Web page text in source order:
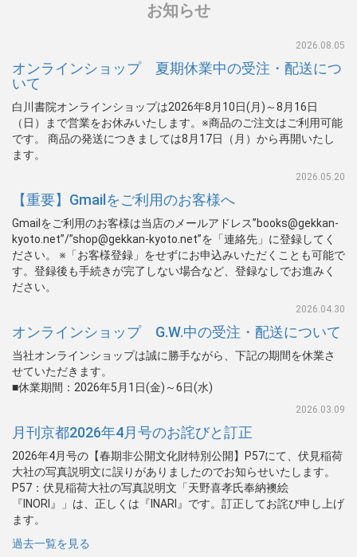
お知らせ
2026.08.05
オンラインショップ 夏期休業中の受注・配送につ
いて
白川書院オンラインショップは2026年8月10日(月)～8月16日
（日）まで営業をお休みいたします。※商品のご注文はご利用可能
です。 商品の発送につきましては8月17日（月）から再開いたし
ます。
2026.05.20
【重要】Gmailをご利用のお客様へ
Gmailをご利用のお客様は当店のメールアドレス”books@gekkan-
kyoto.net”/”shop@gekkan-kyoto.net”を「連絡先」に登録してく
ださい。 ※「お客様登録」をせずにお申込みいただくことも可能で
す。登録後も手続きが完了しない場合など、登録なしでお進みく
ださい。
2026.04.30
オンラインショップ G.W.中の受注・配送について
当社オンラインショップは誠に勝手ながら、下記の期間を休業さ
せていただきます。
■休業期間：2026年5月1日(金)～6日(水)
2026.03.09
月刊京都2026年4月号のお詫びと訂正
2026年4月号の【春期非公開文化財特別公開】P57にて、伏見稲荷
大社の写真説明文に誤りがありましたのでお知らせいたします。
P57：伏見稲荷大社の写真説明文「天野喜孝氏奉納襖絵
『INORI』」は、正しくは『INARI』です。訂正してお詫び申し上げ
ます。
過去一覧を見る